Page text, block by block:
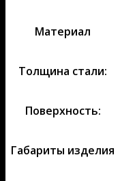
Материал
Толщина стали:
Поверхность:
Габариты изделия